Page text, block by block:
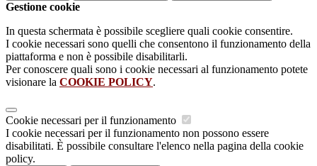
Gestione cookie
In questa schermata è possibile scegliere quali cookie consentire.
I cookie necessari sono quelli che consentono il funzionamento della
piattaforma e non è possibile disabilitarli.
Per conoscere quali sono i cookie necessari al funzionamento potete
visionare la COOKIE POLICY.
Cookie necessari per il funzionamento
I cookie necessari per il funzionamento non possono essere
disabilitati. È possibile consultare l'elenco nella pagina della cookie
policy.